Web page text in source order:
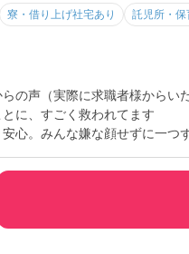
寮・借り上げ社宅あり 託児所・保
の声（実際に求職者様からい
に、すごく救われてます
安心。みんな嫌な顔せずに一
3日をすぐに使えた。連休で
をかけにきてくれ、改めてこ